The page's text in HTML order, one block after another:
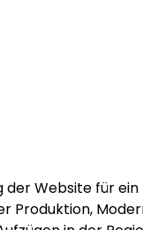
der Website für
Produktion,